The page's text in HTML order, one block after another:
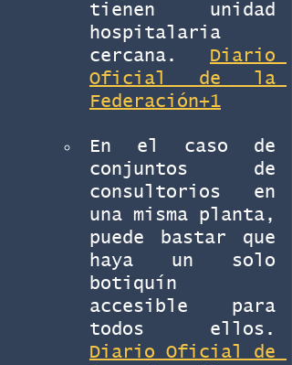
tienen unidad
hospitalaria
cercana.
Diario
Oficial de la
Federación+1
En el caso de
conjuntos de
consultorios en
una misma planta,
puede bastar que
haya un solo
botiquín
accesible para
Diario Oficial de